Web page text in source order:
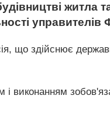
житла
управителів
що здійснює
і виконанням